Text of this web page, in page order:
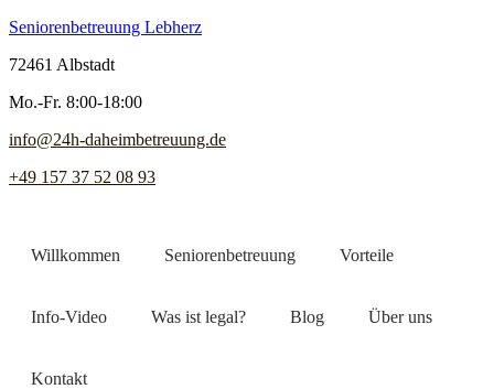
Seniorenbetreuung Lebherz
72461 Albstadt
Mo.-Fr. 8:00-18:00
info@24h-daheimbetreuung.de
+49 157 37 52 08 93
Willkommen Seniorenbetreuung Vorteile
Info-Video Was ist legal? Blog Über uns
Kontakt